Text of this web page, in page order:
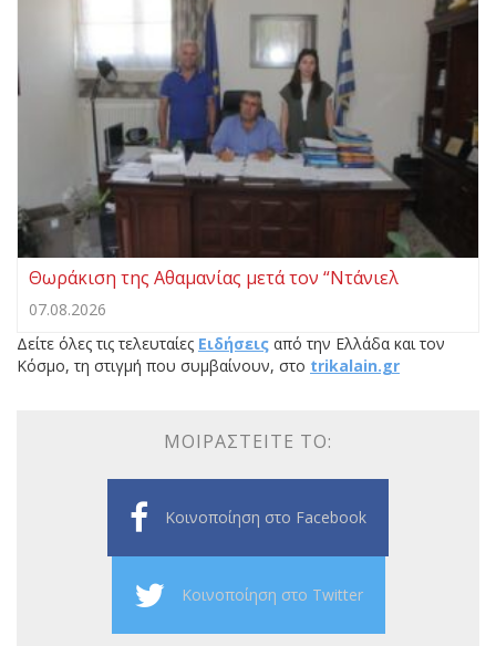
Θωράκιση της Αθαμανίας μετά τον “Ντάνιελ
07.08.2026
Δείτε όλες τις τελευταίες Ειδήσεις από την Ελλάδα και τον
Κόσμο, τη στιγμή που συμβαίνουν, στο trikalain.gr
ΜΟΙΡΑΣΤΕΊΤΕ ΤΟ:
Κοινοποίηση στο Facebook
Κοινοποίηση στο Twitter